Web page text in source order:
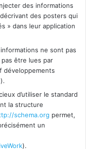
des informations
des posters qui
» dans leur application
ne sont pas
être lues par
développements
d’utiliser le standard
la structure
schema.org permet,
un
).